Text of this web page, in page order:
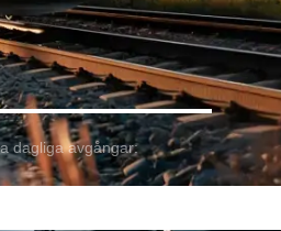
dagliga avgångar: